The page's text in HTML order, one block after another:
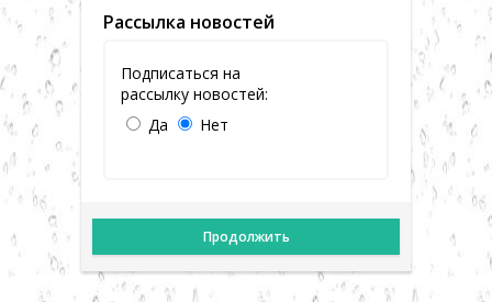
Рассылка новостей
Подписаться на
рассылку новостей:
Да
Нет